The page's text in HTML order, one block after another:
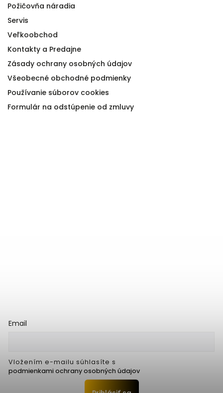
Požičovňa náradia
Servis
Veľkoobchod
Kontakty a Predajne
Zásady ochrany osobných údajov
Všeobecné obchodné podmienky
Používanie súborov cookies
Formulár na odstúpenie od zmluvy
Email
Vložením e-mailu súhlasíte s
podmienkami ochrany osobných údajov